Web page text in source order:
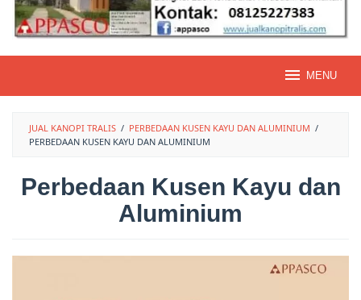
MENU
JUAL KANOPI TRALIS / PERBEDAAN KUSEN KAYU DAN ALUMINIUM /
PERBEDAAN KUSEN KAYU DAN ALUMINIUM
Perbedaan Kusen Kayu dan
Aluminium